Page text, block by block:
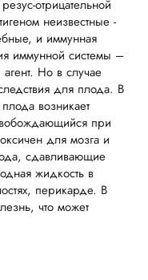
отрицательной
неизвестные -
и иммунная
иммунной системы –
агент. Но в случае
для плода. В
возникает
при
для мозга и
сдавливающие
жидкость в
перикарде. В
что может